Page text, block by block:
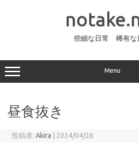
ッ
プ
些細な日常 稀有な
Menu
昼食抜き
投稿者: Akira 2024/04/26